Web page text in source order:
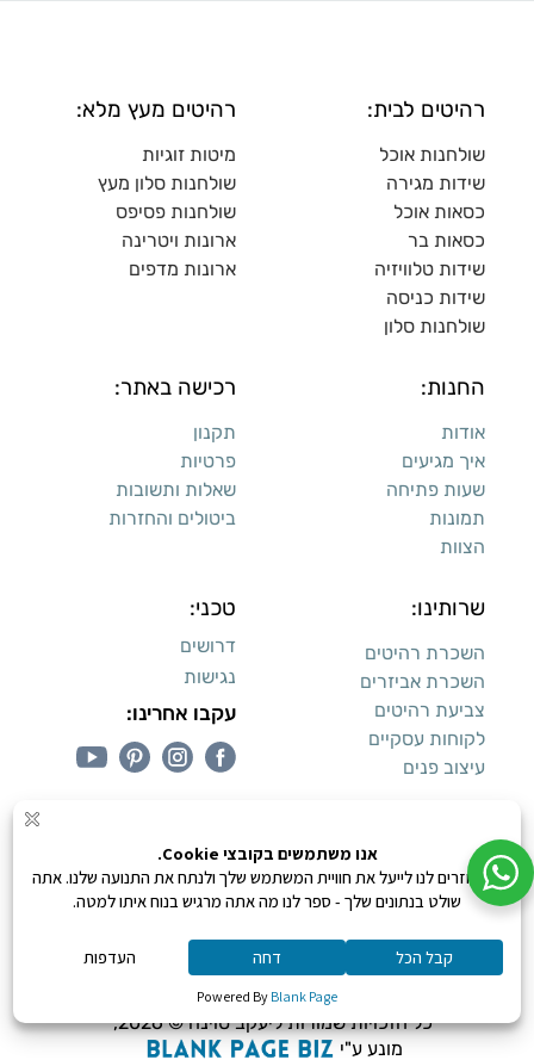
רהיטים לבית:
שולחנות אוכל
שידות מגירה
כסאות אוכל
כסאות בר
שידות טלוויזיה
שידות כניסה
שולחנות סלון
רהיטים מעץ מלא:
מיטות זוגיות
שולחנות סלון מעץ
שולחנות פסיפס
ארונות ויטרינה
ארונות מדפים
החנות:
אודות
איך מגיעים
שעות פתיחה
תמונות
הצוות
רכישה באתר:
תקנון
פרטיות
שאלות ותשובות
ביטולים והחזרות
שרותינו:
השכרת רהיטים
השכרת אביזרים
צביעת רהיטים
לקוחות עסקיים
עיצוב פנים
טכני:
דרושים
נגישות
עקבו אחרינו:
קנייה מאובטחת
כל הזכויות שמורות ליעקב טוינה © 2026,
מונע ע"י